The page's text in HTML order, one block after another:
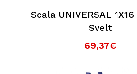
Scala UNIVERSAL
Svelt
69,37€